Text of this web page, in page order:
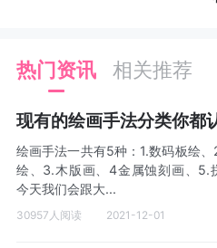
热门资讯 相关推荐
现有的绘画手法分类你都
绘画手法一共有5种：1.数码板绘
绘、3.木版画、4金属蚀刻画、5.
今天我们会跟大...
30957人阅读 2021-12-01